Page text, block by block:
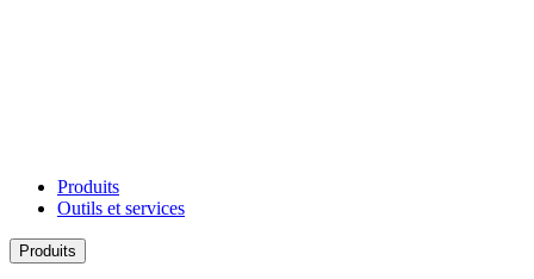
Produits
Outils et services
Produits